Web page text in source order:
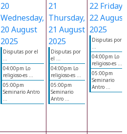
20
Wednesday,
20 August
2025
Disputas por el
...
04:00pm Lo
religioso-es ...
05:00pm
Seminario Antro
...
21
Thursday,
21 August
2025
Disputas por
el ...
04:00pm Lo
religioso-es ...
05:00pm
Seminario
Antro ...
22 Friday,
22 August
2025
Disputas por el
...
04:00pm Lo
religioso-es ...
05:00pm
Seminario
Antro ...